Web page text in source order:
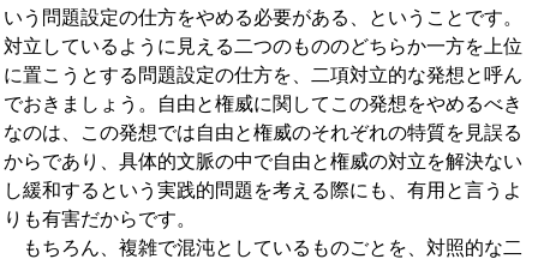
いう問題設定の仕方をやめる必要がある、ということです。
対立しているように見える二つのもののどちらか一方を上位
に置こうとする問題設定の仕方を、二項対立的な発想と呼ん
でおきましょう。自由と権威に関してこの発想をやめるべき
なのは、この発想では自由と権威のそれぞれの特質を見誤る
からであり、具体的文脈の中で自由と権威の対立を解決ない
し緩和するという実践的問題を考える際にも、有用と言うよ
りも有害だからです。
もちろん、複雑で混沌としているものごとを、対照的な二